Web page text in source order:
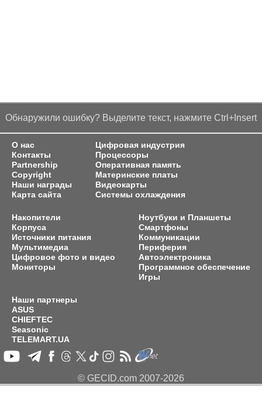
Обнаружили ошибку? Выделите текст, нажмите Ctrl+Insert
О нас
Контакты
Partnership
Copyright
Наши награды
Карта сайта
Цифровая индустрия
Процессоры
Оперативная память
Материнские платы
Видеокарты
Системы охлаждения
Накопители
Корпуса
Источники питания
Мультимедиа
Цифровое фото и видео
Мониторы
Ноутбуки и Планшеты
Смартфоны
Коммуникации
Периферия
Автоэлектроника
Программное обеспечение
Игры
Наши партнеры
ASUS
CHIEFTEC
Seasonic
TELEMART.UA
© GECID.com 2007-2026